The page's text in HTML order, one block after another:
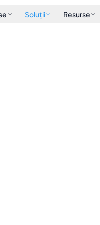
Soluții Resurse